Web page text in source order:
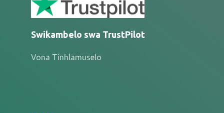
Swikambelo swa TrustPilot
Vona Tinhlamuselo